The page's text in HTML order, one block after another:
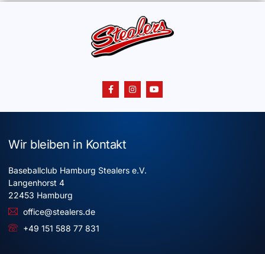
Wir bleiben in Kontakt
Baseballclub Hamburg Stealers e.V.
Langenhorst 4
22453 Hamburg
office@stealers.de
+49 151 588 77 831